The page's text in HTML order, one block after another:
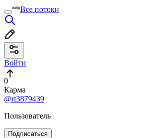
Все потоки
Войти
0
Карма
@rt3879439
Пользователь
Подписаться